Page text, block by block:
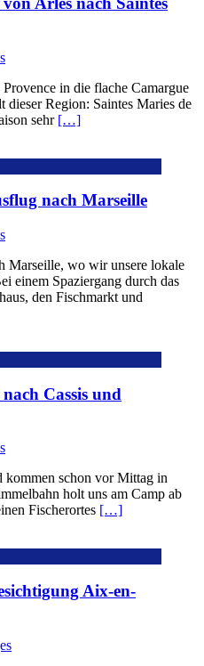
in die flache Camargue
dieser Region: Saintes Maries de
sehr […]
nach Marseille
Marseille, wo wir unsere lokale
einem Spaziergang durch das
den Fischmarkt und
Cassis und
kommen schon vor Mittag in
holt uns am Camp ab
Fischerortes […]
Aix-en-